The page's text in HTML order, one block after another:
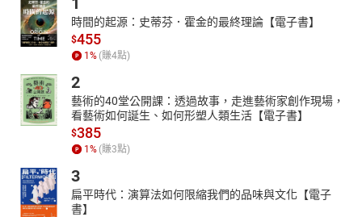
時間的起源：史蒂芬．霍金的最終理論【電子書】
$455
1 % (賺4點)
2
藝術的40堂公開課：透過故事，走進藝術家創作現場，
看藝術如何誕生、如何形塑人類生活【電子書】
$385
1 % (賺3點)
3
扁平時代：演算法如何限縮我們的品味與文化【電子
書】